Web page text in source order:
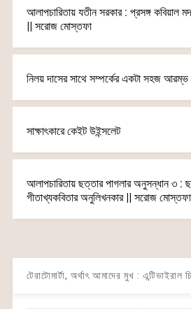
আলাপচারিতায় যতীন সরকার : প্রসঙ্গ কবিয়াল
|| সরোজ মোস্তফা
নিলয় দাসের সাথে সম্পর্কের একটা সহজ আরম্ভ
সাক্ষাৎকারে কেইট উইন্সলেট
আলাপচারিতায় ছত্তার পাগলার অনুসন্ধান ৩ :
গীতাখ্যকবিতার অনুলিখনকার || সরোজ মোস্তফা
টেরাটোমার্টা, অর্থাৎ আমাদের মুখ : এন্টিভাইরাল